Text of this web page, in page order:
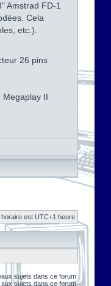
Amstrad FD-1
Cela
etc.).
26 pins
Megaplay II
horaire est UTC+1 heure
sujets dans ce forum
sujets dans ce forum